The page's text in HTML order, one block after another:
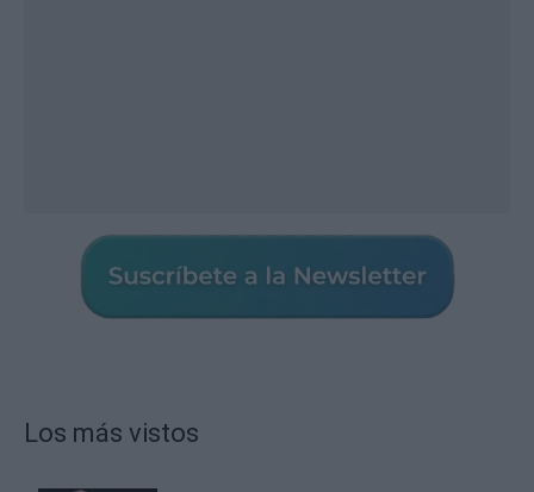
Los más vistos